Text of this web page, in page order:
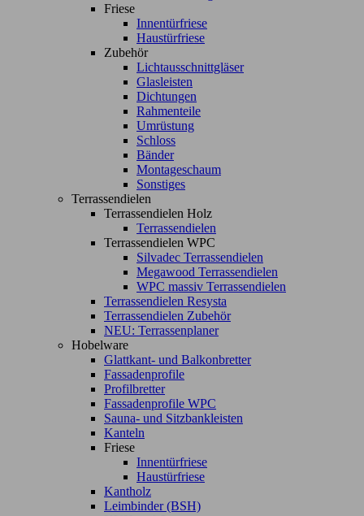
Friese
Innentürfriese
Haustürfriese
Zubehör
Lichtausschnittgläser
Glasleisten
Dichtungen
Rahmenteile
Umrüstung
Schloss
Bänder
Montageschaum
Sonstiges
Terrassendielen
Terrassendielen Holz
Terrassendielen
Terrassendielen WPC
Silvadec Terrassendielen
Megawood Terrassendielen
WPC massiv Terrassendielen
Terrassendielen Resysta
Terrassendielen Zubehör
NEU: Terrassenplaner
Hobelware
Glattkant- und Balkonbretter
Fassadenprofile
Profilbretter
Fassadenprofile WPC
Sauna- und Sitzbankleisten
Kanteln
Friese
Innentürfriese
Haustürfriese
Kantholz
Leimbinder (BSH)